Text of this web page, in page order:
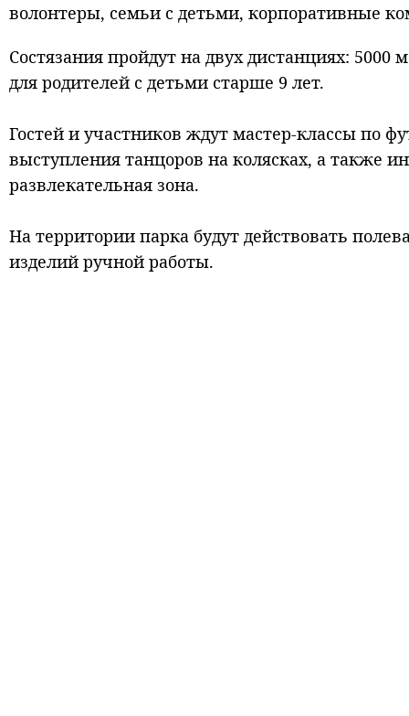
волонтеры, семьи с детьми, корпоративные
Состязания пройдут на двух дистанциях:
для родителей с детьми старше 9 лет.
Гостей и участников ждут мастер-классы по
выступления танцоров на колясках, а также
развлекательная зона.
На территории парка будут действовать
изделий ручной работы.